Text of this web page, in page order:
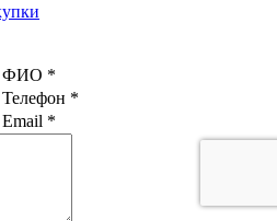
ФИО *
Телефон *
Email *